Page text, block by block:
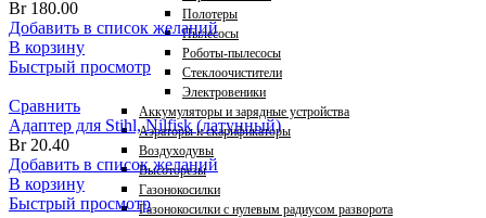
Полотеры
Пылесосы
Роботы-пылесосы
Стеклоочистители
Электровеники
Аккумуляторы и зарядные устройства
Аэраторы и скарификаторы
Воздуходувы
Высоторезы
Газонокосилки
Газонокосилки с нулевым радиусом разворота
Br180.00
Добавить в список желаний
В корзину
Быстрый просмотр
Сравнить
Адаптер для Stihl, Nilfisk (латунный)
Br20.40
Добавить в список желаний
В корзину
Быстрый просмотр